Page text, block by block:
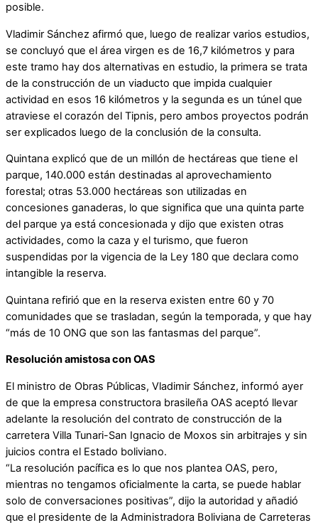
posible.
Vladimir Sánchez afirmó que, luego de realizar varios estudios,
se concluyó que el área virgen es de 16,7 kilómetros y para
este tramo hay dos alternativas en estudio, la primera se trata
de la construcción de un viaducto que impida cualquier
actividad en esos 16 kilómetros y la segunda es un túnel que
atraviese el corazón del Tipnis, pero ambos proyectos podrán
ser explicados luego de la conclusión de la consulta.
Quintana explicó que de un millón de hectáreas que tiene el
parque, 140.000 están destinadas al aprovechamiento
forestal; otras 53.000 hectáreas son utilizadas en
concesiones ganaderas, lo que significa que una quinta parte
del parque ya está concesionada y dijo que existen otras
actividades, como la caza y el turismo, que fueron
suspendidas por la vigencia de la Ley 180 que declara como
intangible la reserva.
Quintana refirió que en la reserva existen entre 60 y 70
comunidades que se trasladan, según la temporada, y que hay
“más de 10 ONG que son las fantasmas del parque”.
Resolución amistosa con OAS
El ministro de Obras Públicas, Vladimir Sánchez, informó ayer
de que la empresa constructora brasileña OAS aceptó llevar
adelante la resolución del contrato de construcción de la
carretera Villa Tunari-San Ignacio de Moxos sin arbitrajes y sin
juicios contra el Estado boliviano.
“La resolución pacífica es lo que nos plantea OAS, pero,
mientras no tengamos oficialmente la carta, se puede hablar
solo de conversaciones positivas”, dijo la autoridad y añadió
que el presidente de la Administradora Boliviana de Carreteras